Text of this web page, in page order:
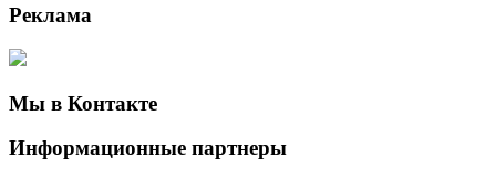
Реклама
Мы в Контакте
Информационные партнеры